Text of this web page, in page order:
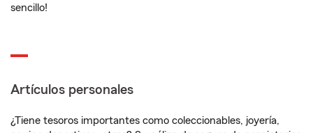
sencillo!
Artículos personales
¿Tiene tesoros importantes como coleccionables, joyería,